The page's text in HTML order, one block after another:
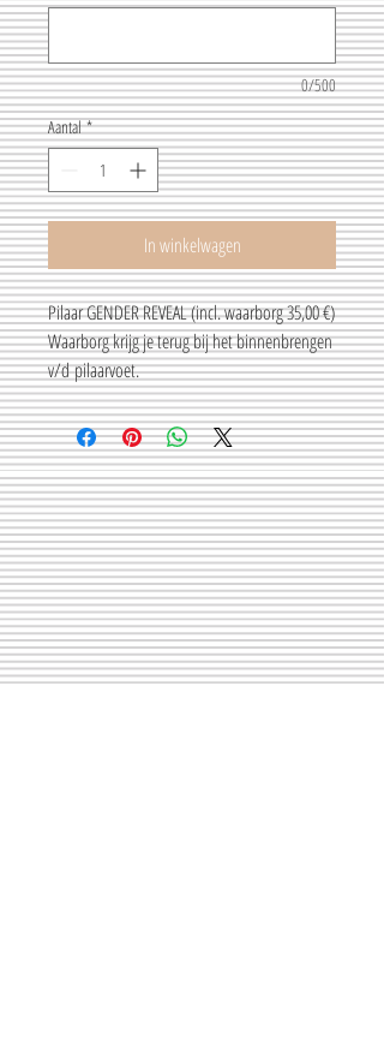
0/500
Aantal *
In winkelwagen
Pilaar GENDER REVEAL (incl. waarborg 35,00 €)
Waarborg krijg je terug bij het binnenbrengen
v/d pilaarvoet.